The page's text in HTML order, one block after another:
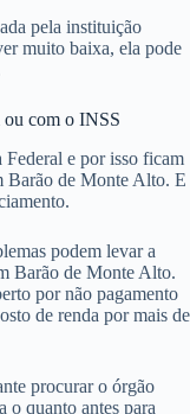
pela instituição
muito baixa, ela pode
ou com o INSS
Federal e por isso ficam
Barão de Monte Alto. E
podem levar a
Barão de Monte Alto.
por não pagamento
de renda por mais de
procurar o órgão
o quanto antes para